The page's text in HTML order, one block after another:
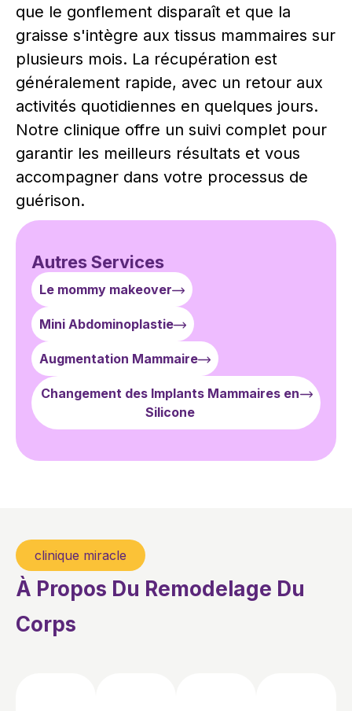
que le gonflement disparaît et que la
graisse s'intègre aux tissus mammaires sur
plusieurs mois. La récupération est
généralement rapide, avec un retour aux
activités quotidiennes en quelques jours.
Notre clinique offre un suivi complet pour
garantir les meilleurs résultats et vous
accompagner dans votre processus de
guérison.
Autres Services
Le mommy makeover
Mini Abdominoplastie
Augmentation Mammaire
Changement des Implants Mammaires en
Silicone
clinique miracle
À Propos Du Remodelage Du
Corps